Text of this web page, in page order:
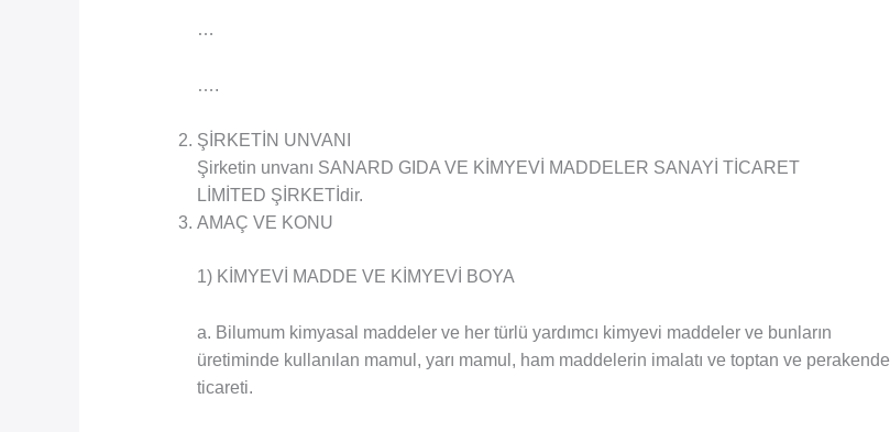
…
….
ŞİRKETİN UNVANI
Şirketin unvanı SANARD GIDA VE KİMYEVİ MADDELER SANAYİ TİCARET
LİMİTED ŞİRKETİdir.
AMAÇ VE KONU
1) KİMYEVİ MADDE VE KİMYEVİ BOYA
a. Bilumum kimyasal maddeler ve her türlü yardımcı kimyevi maddeler ve bunların
üretiminde kullanılan mamul, yarı mamul, ham maddelerin imalatı ve toptan ve perakende
ticareti.